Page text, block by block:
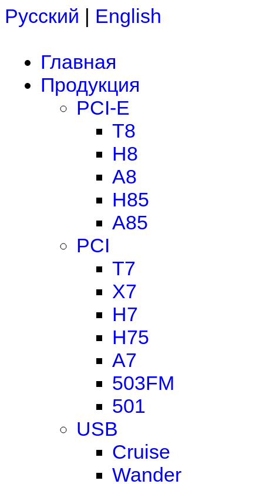
Русский | English
Главная
Продукция
PCI-E
T8
H8
A8
H85
A85
PCI
T7
X7
H7
H75
A7
503FM
501
USB
Cruise
Wander